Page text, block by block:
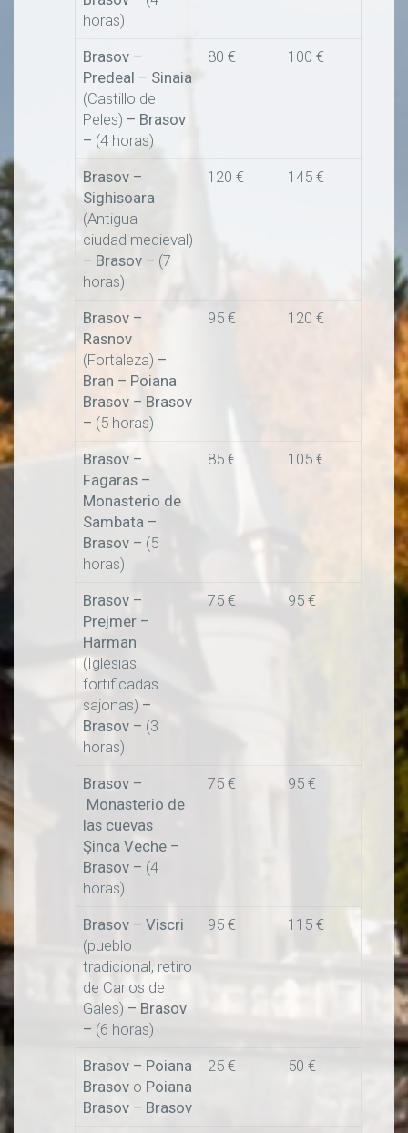
horas)
Brasov –
Predeal – Sinaia
(Castillo de
Peles) – Brasov
– (4 horas)
80 € 100 €
Brasov –
Sighisoara
(Antigua
ciudad medieval)
– Brasov – (7
horas)
120 € 145 €
Brasov –
Rasnov
(Fortaleza) –
Bran – Poiana
Brasov – Brasov
– (5 horas)
95 € 120 €
Brasov –
Fagaras –
Monasterio de
Sambata –
Brasov – (5
horas)
85 € 105 €
Brasov –
Prejmer –
Harman
(Iglesias
fortificadas
sajonas) –
Brasov – (3
horas)
75 € 95 €
Brasov –
Monasterio de
las cuevas
Şinca Veche –
Brasov – (4
horas)
75 € 95 €
Brasov – Viscri
(pueblo
tradicional, retiro
de Carlos de
Gales) – Brasov
– (6 horas)
95 € 115 €
Brasov – Poiana
Brasov o Poiana
Brasov – Brasov
25 € 50 €